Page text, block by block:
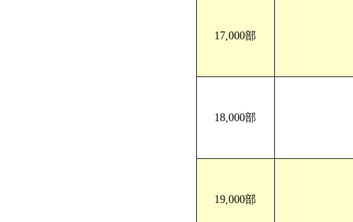
17,000部
18,000部
19,000部